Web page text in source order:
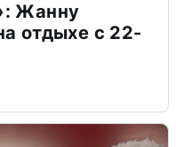
Жанну
отдыхе с 22-